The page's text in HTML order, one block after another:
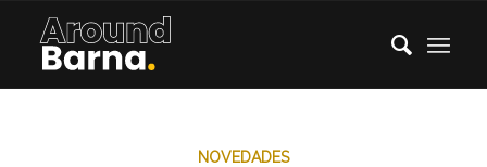
NOVEDADES